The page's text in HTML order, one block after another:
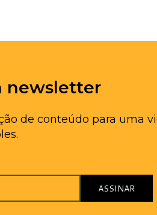
newsletter
de conteúdo para uma
ASSINAR